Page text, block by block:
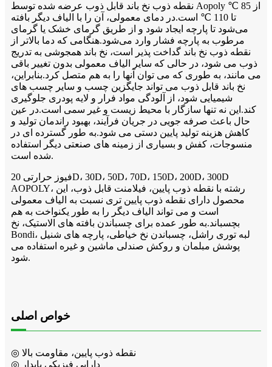
نقطه ذوب نخ باند قابل ذوب عرضه شده توسط Aopoly از 85 ℃
تا 110 ℃ است.در دمای معمولی، آن را با الیاف دیگر بافته
می‌شود تا پارچه ایجاد شود و از طریق گرمای خشک یا گرمای
مرطوب به پارچه فشار وارد می‌شود.هنگامی که دما بالاتر از
نقطه ذوب نخ باند گداخت پذیر است، نخ باند همجوشی به تدریج
ذوب می شود، در حالی که سایر الیاف معمولی بدون تغییر باقی
می مانند، به طوری که می توان آنها را به هم متصل کرد.بنابراین،
نخ باند قابل ذوب می تواند جایگزین چسب و سایر چسب های
شیمیایی شود، از آلودگی مواد فرار و لایه پودری جلوگیری
کند.این نه تنها سازگار با محیط زیست و غیر سمی است.در عین
حال باعث صرفه جویی در جریان فرآیند، بهبود راندمان تولید و
کاهش هزینه تولید پایین دستی می شود.به طور گسترده ای در
منسوجات، کفش و بسیاری از زمینه های صنعتی دیگر استفاده
شده است.
فیوز حرارتی 20D، 30D، 50D، 70D، 150D، 200D، 300D
AOPOLY، رشته با نقطه ذوب پایین، فیلامنت قابل ذوب، این
محصول دارای نقطه ذوب پایین تری نسبت به الیاف معمولی
است و می تواند الیاف دیگر را به طور یکنواخت به هم
بچسباند.به طور عمده برای چسباندن بافته های الاستیک، نخ
Bondi، لبه توری راشل، چسباندن نخ خیاطی، پارچه های شنیل
پوشش مبلمان و روکش صندلی ماشین و غیره استفاده می
شود.
خواص اصلی
◎ نقطه ذوب پایین، مقاومت بالا
◎ دارایی فیزیکی پایدار